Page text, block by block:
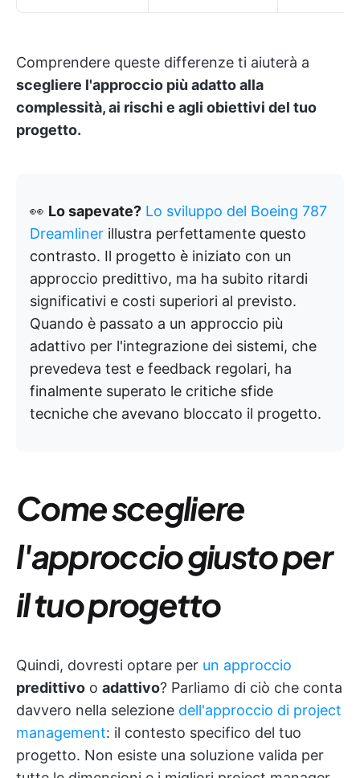
Comprendere queste differenze ti aiuterà a
scegliere l'approccio più adatto alla
complessità, ai rischi e agli obiettivi del tuo
progetto.
👀 Lo sapevate? Lo sviluppo del Boeing 787
Dreamliner illustra perfettamente questo
contrasto. Il progetto è iniziato con un
approccio predittivo, ma ha subito ritardi
significativi e costi superiori al previsto.
Quando è passato a un approccio più
adattivo per l'integrazione dei sistemi, che
prevedeva test e feedback regolari, ha
finalmente superato le critiche sfide
tecniche che avevano bloccato il progetto.
Come scegliere
l'approccio giusto per
il tuo progetto
Quindi, dovresti optare per un approccio
predittivo o adattivo? Parliamo di ciò che conta
davvero nella selezione dell'approccio di project
management: il contesto specifico del tuo
progetto. Non esiste una soluzione valida per